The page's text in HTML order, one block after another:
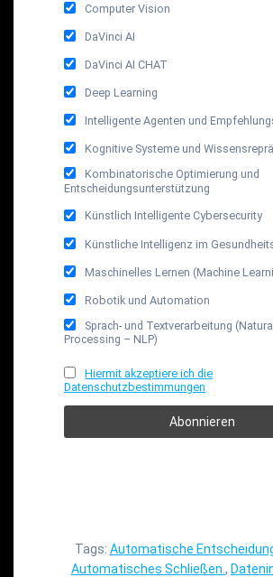
Computer Vision
DaVinci AI
DaVinci AI CHAT
Deep Learning
Intelligente Agenten und
Kognitive Systeme und
Kombinatorische Optimierung und
Entscheidungsunterstützung
Künstlich Intelligente Cybersecurity
Künstliche Intelligenz im
Maschinelles Lernen (Machine
Robotik und Automation
Sprach- und Textverarbeitung
Processing – NLP)
Hiermit akzeptiere ich die
Datenschutzbestimmungen
Tags: Automatische
Automatisches Schließen. ,